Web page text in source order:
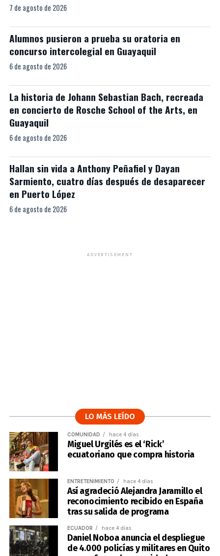
7 de agosto de 2026
Alumnos pusieron a prueba su oratoria en
concurso intercolegial en Guayaquil
6 de agosto de 2026
La historia de Johann Sebastian Bach, recreada
en concierto de Rosche School of the Arts, en
Guayaquil
6 de agosto de 2026
Hallan sin vida a Anthony Peñafiel y Dayan
Sarmiento, cuatro días después de desaparecer
en Puerto López
6 de agosto de 2026
ADVERTISEMENT
LO MÁS LEÍDO
COMUNIDAD hace 4 días
Miguel Urgilés es el ‘Rick’
ecuatoriano que compra historia
ENTRETENIMIENTO hace 4 días
Así agradeció Alejandra Jaramillo el
reconocimiento recibido en España
tras su salida de programa
ECUADOR hace 4 días
Daniel Noboa anuncia el despliegue
de 4.000 policías y militares en Quito